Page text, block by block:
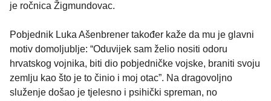
je ročnica Žigmundovac.
Pobjednik Luka Ašenbrener također kaže da mu je glavni
motiv domoljublje: “Oduvijek sam želio nositi odoru
hrvatskog vojnika, biti dio pobjedničke vojske, braniti svoju
zemlju kao što je to činio i moj otac”. Na dragovoljno
služenje došao je tjelesno i psihički spreman, no